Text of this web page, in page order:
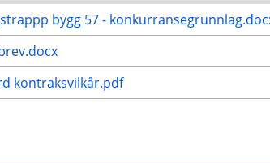
bygg 57 -
kontraksvilkår.pdf